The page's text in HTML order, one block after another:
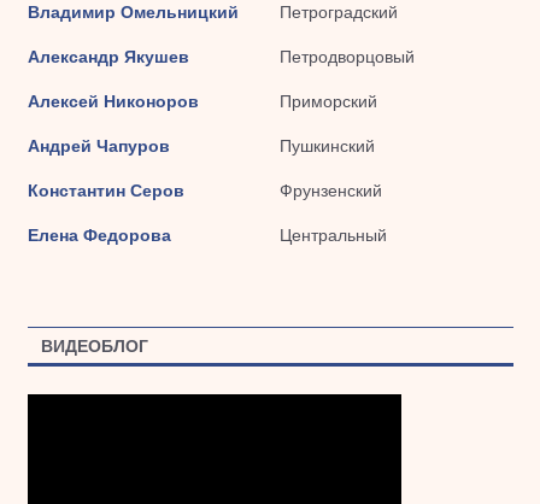
Владимир Омельницкий Петроградский
Александр Якушев Петродворцовый
Алексей Никоноров Приморский
Андрей Чапуров Пушкинский
Константин Серов Фрунзенский
Елена Федорова Центральный
ВИДЕОБЛОГ